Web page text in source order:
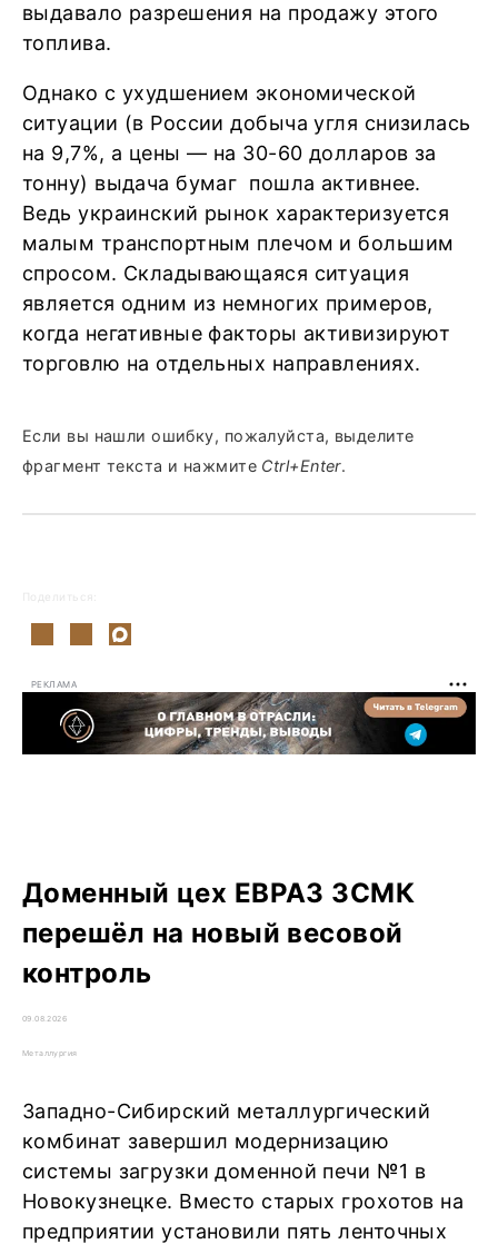
выдавало разрешения на продажу этого
топлива.
Однако с ухудшением экономической
ситуации (в России добыча угля снизилась
на 9,7%, а цены — на 30-60 долларов за
тонну) выдача бумаг пошла активнее.
Ведь украинский рынок характеризуется
малым транспортным плечом и большим
спросом. Складывающаяся ситуация
является одним из немногих примеров,
когда негативные факторы активизируют
торговлю на отдельных направлениях.
Если вы нашли ошибку, пожалуйста, выделите
фрагмент текста и нажмите Ctrl+Enter.
Поделиться:
РЕКЛАМА
Доменный цех ЕВРАЗ ЗСМК
перешёл на новый весовой
контроль
09.08.2026
Металлургия
Западно-Сибирский металлургический
комбинат завершил модернизацию
системы загрузки доменной печи №1 в
Новокузнецке. Вместо старых грохотов на
предприятии установили пять ленточных